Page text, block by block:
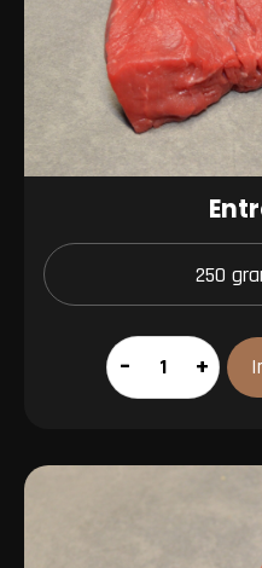
Entrecote
aantal
– +